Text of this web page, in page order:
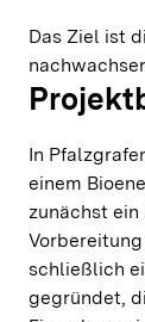
Das Ziel ist
In
einem
zunächst
schließlich
gegründet,